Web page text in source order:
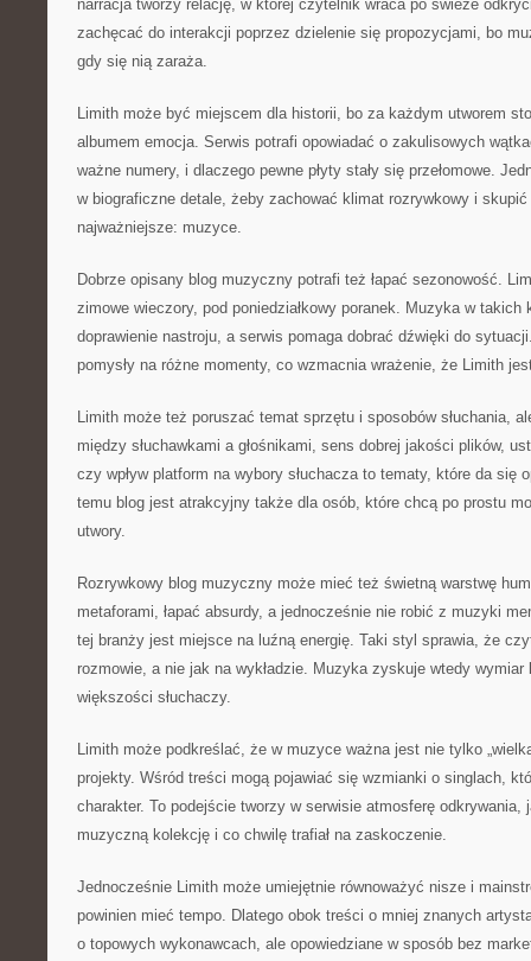
narracja tworzy relację, w której czytelnik wraca po świeże
zachęcać do interakcji poprzez dzielenie się propozycjami, bo
gdy się nią zaraża.
Limith może być miejscem dla historii, bo za każdym utworem
albumem emocja. Serwis potrafi opowiadać o zakulisowych
ważne numery, i dlaczego pewne płyty stały się przełomowe.
w biograficzne detale, żeby zachować klimat rozrywkowy i
najważniejsze: muzyce.
Dobrze opisany blog muzyczny potrafi też łapać sezonowość.
zimowe wieczory, pod poniedziałkowy poranek. Muzyka w takich
doprawienie nastroju, a serwis pomaga dobrać dźwięki do
pomysły na różne momenty, co wzmacnia wrażenie, że Limith
Limith może też poruszać temat sprzętu i sposobów słuchania,
między słuchawkami a głośnikami, sens dobrej jakości plików,
czy wpływ platform na wybory słuchacza to tematy, które da się
temu blog jest atrakcyjny także dla osób, które chcą po prostu
utwory.
Rozrywkowy blog muzyczny może mieć też świetną warstwę
metaforami, łapać absurdy, a jednocześnie nie robić z muzyki
tej branży jest miejsce na luźną energię. Taki styl sprawia, że
rozmowie, a nie jak na wykładzie. Muzyka zyskuje wtedy
większości słuchaczy.
Limith może podkreślać, że w muzyce ważna jest nie tylko
projekty. Wśród treści mogą pojawiać się wzmianki o singlach,
charakter. To podejście tworzy w serwisie atmosferę odkrywania,
muzyczną kolekcję i co chwilę trafiał na zaskoczenie.
Jednocześnie Limith może umiejętnie równoważyć nisze i
powinien mieć tempo. Dlatego obok treści o mniej znanych
o topowych wykonawcach, ale opowiedziane w sposób bez